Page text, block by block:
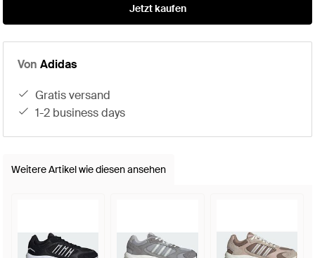
Jetzt kaufen
Von Adidas
gratis versand
1-2 business days
Weitere Artikel wie diesen ansehen